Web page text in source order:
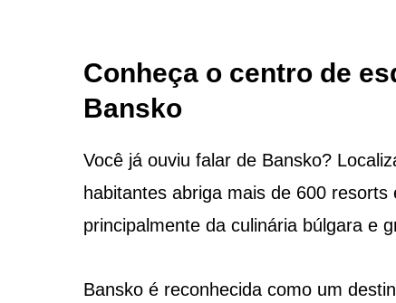
Conheça o centro de
Bansko
Você já ouviu falar de Bansko?
habitantes abriga mais de 600
principalmente da culinária búlgara e
Bansko é reconhecida como um